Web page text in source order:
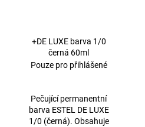
+DE LUXE barva 1/0
černá 60ml
Pouze pro přihlášené
Pečující permanentní
barva ESTEL DE LUXE
1/0 (černá). Obsahuje